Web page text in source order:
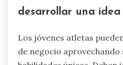
desarrollar una idea
Los jóvenes atletas
de negocio aprovechando